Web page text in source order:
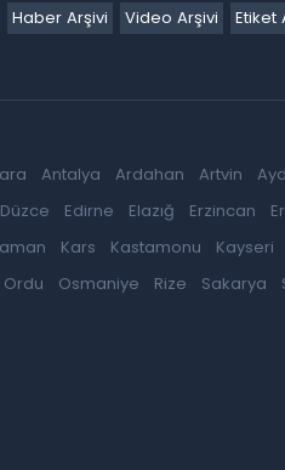
Haber Arşivi
Video Arşivi Etiket
Antalya Ardahan Artvin
Düzce Edirne Elazığ Erzincan
Kars Kastamonu Kayseri
Ordu Osmaniye Rize Sakarya